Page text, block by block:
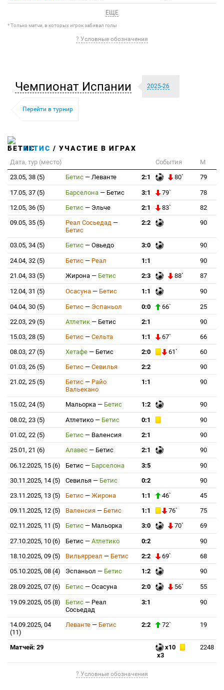
ЕЩЕ
* Только матчи, в которых игрок забивал голы
? Условные обозначения
Чемпионат Испании 2025-26
Перейти в турнир
БЕТИС / УЧАСТИЕ В ИГРАХ
Дата, тур (место) События
М
23.05, 38 (5)
Бетис — Леванте 2:1 80` 79
17.05, 37 (5) Барселона — Бетис 3:1 79`
78
12.05, 36 (5)
Бетис — Эльче 2:1 83`
82
09.05, 35 (5)
Реал Сосьедад —
Бетис
2:2 90
03.05, 34 (5) Бетис — Овьедо 3:0 90
24.04, 32 (5) Бетис — Реал 1:1
90
21.04, 33 (5)
Жирона — Бетис 2:3 88` 87
12.04, 31 (5) Осасуна — Бетис 1:1 90
04.04, 30 (5) Бетис — Эспаньол 0:0 66`
25
22.03, 29 (5)
Атлетик — Бетис 2:1
90
15.03, 28 (5)
Бетис — Сельта 1:1 67`
66
08.03, 27 (5)
Хетафе — Бетис 2:0 61`
60
01.03, 26 (5)
Бетис — Севилья 2:2
90
21.02, 25 (5)
Бетис — Райо
Вальекано
1:1 90
15.02, 24 (5) Мальорка — Бетис 1:2 90
08.02, 23 (5) Атлетико — Бетис 0:1
90
01.02, 22 (5)
Бетис — Валенсия 2:1
90
25.01, 21 (6)
Алавес — Бетис 2:1 90
06.12.2025, 15 (6) Бетис — Барселона 3:5
90
30.11.2025, 14 (5)
Севилья — Бетис 0:2
90
23.11.2025, 13 (5)
Бетис — Жирона 1:1 46`
45
09.11.2025, 12 (5)
Валенсия — Бетис 1:1 76`
75
02.11.2025, 11 (5)
Бетис — Мальорка 3:0 70` 69
27.10.2025, 10 (6) Бетис — Атлетико 0:2
90
18.10.2025, 09 (5)
Вильярреал — Бетис 2:2 69`
68
05.10.2025, 08 (4)
Эспаньол — Бетис 1:2 90
28.09.2025, 07 (6) Бетис — Осасуна 2:0 56` 55
19.09.2025, 05 (8) Бетис — Реал
Сосьедад
3:1 90
14.09.2025, 04
(11)
Леванте — Бетис 2:2 72` 19
Матчей: 29
x10
x3
2248
? Условные обозначения